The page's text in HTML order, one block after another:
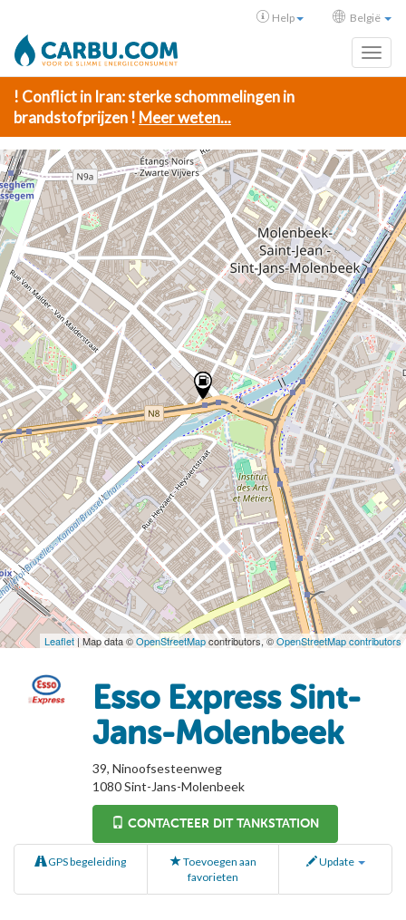
Help België
! Conflict in Iran: sterke schommelingen in
brandstofprijzen ! Meer weten...
Leaflet| Map data ©OpenStreetMapcontributors, ©OpenStreetMap contributors
Esso Express Sint-
Jans-Molenbeek
39, Ninoofsesteenweg
1080Sint-Jans-Molenbeek
CONTACTEER DIT TANKSTATION
GPS begeleiding
Toevoegen aan
favorieten
Update